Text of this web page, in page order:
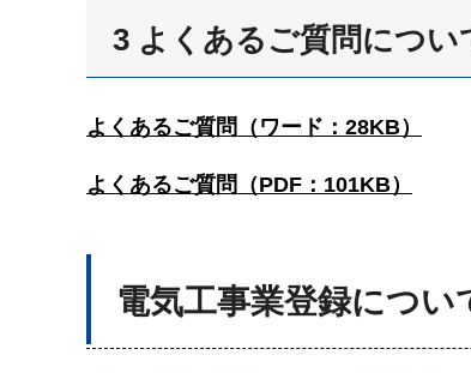
3 よくあるご質問につい
よくあるご質問（ワード：28KB）
よくあるご質問（PDF：101KB）
電気工事業登録につい